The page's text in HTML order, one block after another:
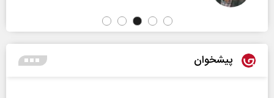
پیشخوان